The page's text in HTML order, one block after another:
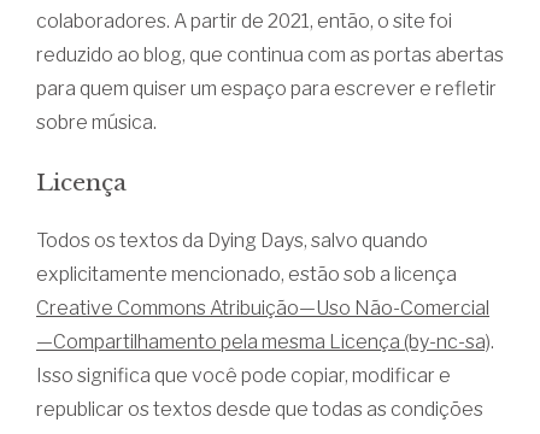
colaboradores. A partir de 2021, então, o site foi
reduzido ao blog, que continua com as portas abertas
para quem quiser um espaço para escrever e refletir
sobre música.
Licença
Todos os textos da Dying Days, salvo quando
explicitamente mencionado, estão sob a licença
Creative Commons Atribuição—Uso Não-Comercial
—Compartilhamento pela mesma Licença (by-nc-sa).
Isso significa que você pode copiar, modificar e
republicar os textos desde que todas as condições